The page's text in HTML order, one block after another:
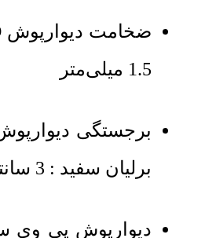
1.5 میلی‌متر
برجستگی
برلیان سفید : 3 سانتی‌متر
دیوارپوش پی وی